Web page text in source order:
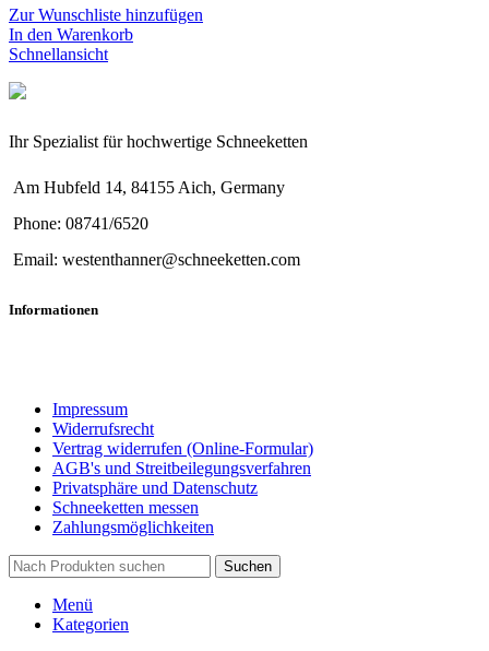
Zur Wunschliste hinzufügen
In den Warenkorb
Schnellansicht
Ihr Spezialist für hochwertige Schneeketten
Am Hubfeld 14, 84155 Aich, Germany
Phone: 08741/6520
Email: westenthanner@schneeketten.com
Informationen
Impressum
Widerrufsrecht
Vertrag widerrufen (Online-Formular)
AGB's und Streitbeilegungsverfahren
Privatsphäre und Datenschutz
Schneeketten messen
Zahlungsmöglichkeiten
Suchen
Menü
Kategorien